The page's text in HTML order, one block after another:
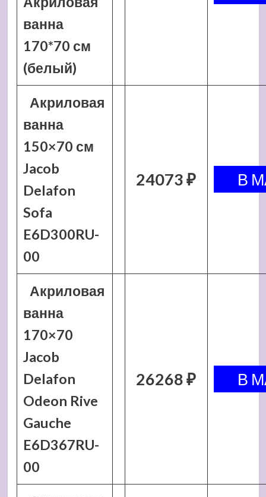
ванна
170*70 см
(белый)
Акриловая
ванна
150×70 см
Jacob
Delafon
Sofa
E6D300RU-
00
24073 ₽
Акриловая
ванна
170×70
Jacob
Delafon
Odeon Rive
Gauche
E6D367RU-
00
26268 ₽